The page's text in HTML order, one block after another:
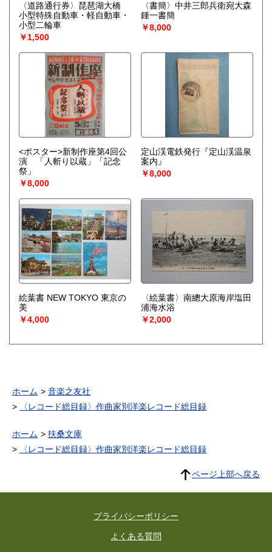
〈道路通行券〉琵琶湖大橋
小型特殊自動車・軽自動車・
小型二輪車
￥1,500
〈書簡〉中井三郎兵衛宛大森
鍾一書簡
￥8,000
<ポスター>新制作座第4回公
演 「人斬り以蔵」「記念
祭」
￥8,000
定山渓電鉄発行『定山渓温泉
案内』
￥8,000
絵葉書 NEW TOKYO 東京の
美
￥4,000
〈絵葉書〉南總大原海岸塩田
浦海水浴
￥2,000
ホーム
音楽之友社
〈レコード総目録〉作曲家別洋楽レコード総目録
ホーム
扶桑文庫
〈レコード総目録〉作曲家別洋楽レコード総目録
ページ上部へ戻る
プライバシーポリシー
よくある質問